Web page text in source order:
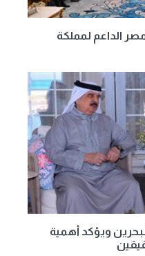
الداعم لمملكة
ويؤكد أهمية